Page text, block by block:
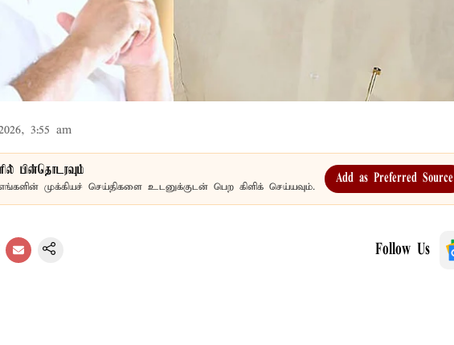
3:55 am
பின்தொடரவும்
முக்கியச் செய்திகளை உடனுக்குடன் பெற கிளிக் செய்யவும்.
Add as Preferred Source
Follow Us